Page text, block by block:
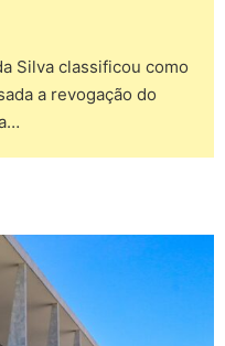
Silva classificou como
a revogação do